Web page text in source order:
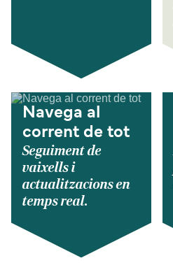
Navega al
corrent de tot
Seguiment de
vaixells i
actualitzacions en
temps real.